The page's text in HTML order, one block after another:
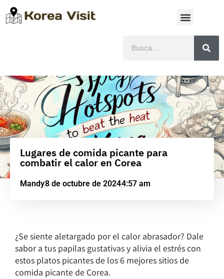
Lugares de comida picante para
combatir el calor en Corea
Mandy8 de octubre de 20244:57 am
¿Se siente aletargado por el calor abrasador? Dale
sabor a tus papilas gustativas y alivia el estrés con
estos platos picantes de los 6 mejores sitios de
comida picante de Corea.